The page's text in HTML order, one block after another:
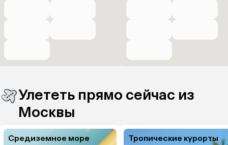
Улететь прямо сейчас из
Москвы
Средиземное море Тропические курорты